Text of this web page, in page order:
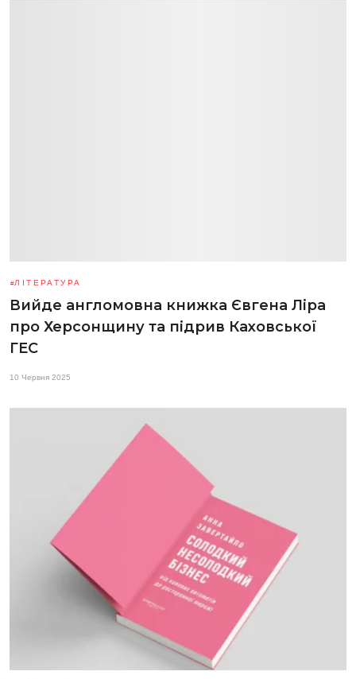
ЛІТЕРАТУРА
Вийде англомовна книжка Євгена Ліра
про Херсонщину та підрив Каховської
ГЕС
10 Червня 2025